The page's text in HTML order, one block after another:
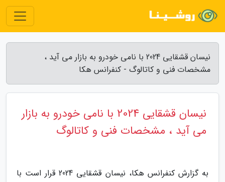
نیسان قشقایی 2024 با نامی خودرو به بازار می آید ،
مشخصات فنی و کاتالوگ - کنفرانس هکا
نیسان قشقایی 2024 با نامی خودرو به بازار
می آید ، مشخصات فنی و کاتالوگ
به گزارش کنفرانس هکا، نیسان قشقایی 2024 قرار است با